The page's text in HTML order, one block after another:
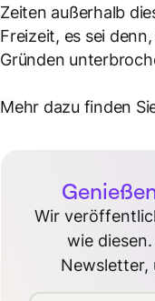
Zeiten außerhalb
Freizeit, es sei
Gründen
Mehr dazu finden
Wir
wie
Newsletter,